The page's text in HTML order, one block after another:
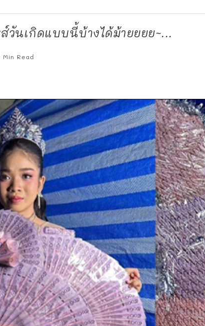
วันเกิดแบบนี้บ้างได้ม้ายยยย~...
Min Read